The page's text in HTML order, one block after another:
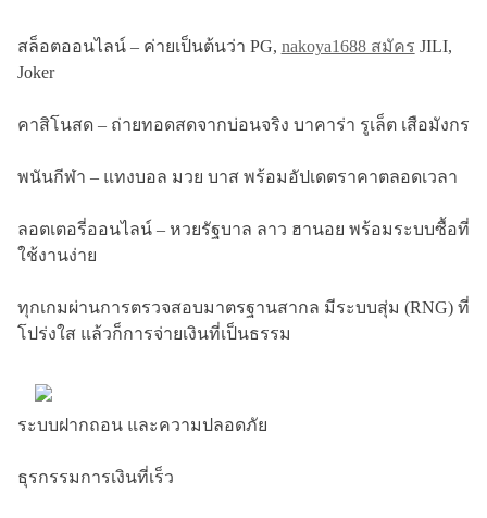
สล็อตออนไลน์ – ค่ายเป็นต้นว่า PG, nakoya1688 สมัคร JILI,
Joker
คาสิโนสด – ถ่ายทอดสดจากบ่อนจริง บาคาร่า รูเล็ต เสือมังกร
พนันกีฬา – แทงบอล มวย บาส พร้อมอัปเดตราคาตลอดเวลา
ลอตเตอรี่ออนไลน์ – หวยรัฐบาล ลาว ฮานอย พร้อมระบบซื้อที่
ใช้งานง่าย
ทุกเกมผ่านการตรวจสอบมาตรฐานสากล มีระบบสุ่ม (RNG) ที่
โปร่งใส แล้วก็การจ่ายเงินที่เป็นธรรม
ระบบฝากถอน และความปลอดภัย
ธุรกรรมการเงินที่เร็ว